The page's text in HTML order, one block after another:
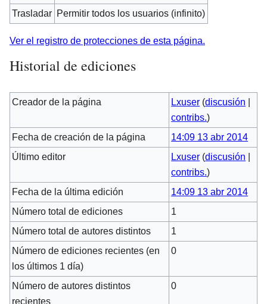
Trasladar Permitir todos los usuarios (infinito)
Ver el registro de protecciones de esta página.
Historial de ediciones
Creador de la página Lxuser (discusión
contribs.)
Fecha de creación de la página
14:09 13 abr 2014
Último editor
Lxuser (discusión
contribs.)
Fecha de la última edición
14:09 13 abr 2014
Número total de ediciones
1
Número total de autores distintos
1
Número de ediciones recientes (en
los últimos 1 día)
0
Número de autores distintos
recientes
0